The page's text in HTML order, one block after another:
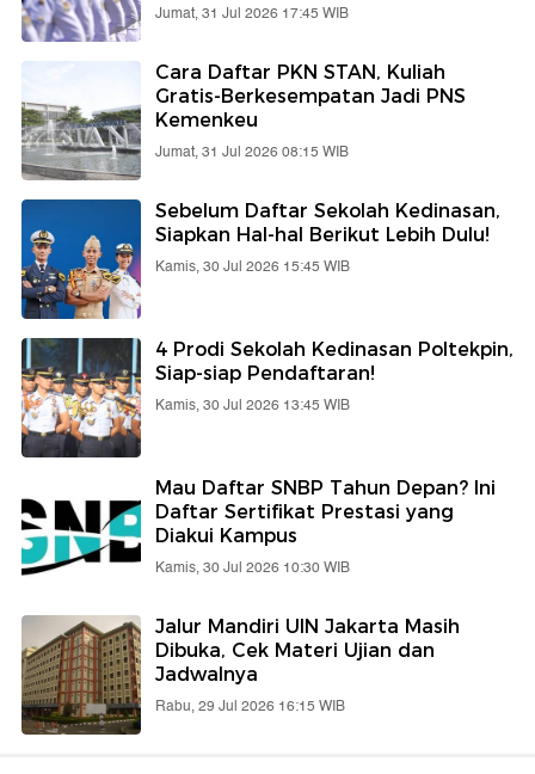
Jumat, 31 Jul 2026 17:45 WIB
Cara Daftar PKN STAN, Kuliah
Gratis-Berkesempatan Jadi PNS
Kemenkeu
Jumat, 31 Jul 2026 08:15 WIB
Sebelum Daftar Sekolah Kedinasan,
Siapkan Hal-hal Berikut Lebih Dulu!
Kamis, 30 Jul 2026 15:45 WIB
4 Prodi Sekolah Kedinasan Poltekpin,
Siap-siap Pendaftaran!
Kamis, 30 Jul 2026 13:45 WIB
Mau Daftar SNBP Tahun Depan? Ini
Daftar Sertifikat Prestasi yang
Diakui Kampus
Kamis, 30 Jul 2026 10:30 WIB
Jalur Mandiri UIN Jakarta Masih
Dibuka, Cek Materi Ujian dan
Jadwalnya
Rabu, 29 Jul 2026 16:15 WIB